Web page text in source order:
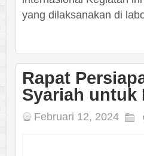
yang dilaksanakan di
Rapat
Syariah untuk
Februari 12, 2024